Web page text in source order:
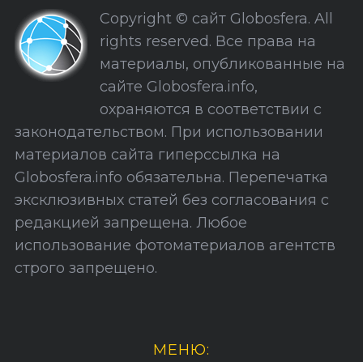
и
С
а
а
Copyright © сайт Globosfera. All
rights reserved. Все права на
материалы, опубликованные на
сайте Globosfera.info,
охраняются в соответствии с
законодательством. При использовании
материалов сайта гиперссылка на
Globosfera.info обязательна. Перепечатка
эксклюзивных статей без согласования с
редакцией запрещена. Любое
использование фотоматериалов агентств
строго запрещено.
МЕНЮ: